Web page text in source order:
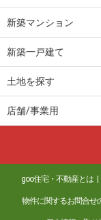
新築マンション
新築一戸建て
土地を探す
店舗/事業用
goo住宅・不動産とは
物件に関するお問合せ